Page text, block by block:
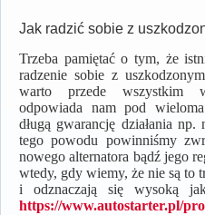
Jak radzić sobie z
Trzeba pamiętać o tym, że
radzenie sobie z
warto przede wszystkim
odpowiada nam pod
długą gwarancję działania
tego powodu powinniśmy
nowego alternatora bądź jego
wtedy, gdy wiemy, że nie są to
i odznaczają się wysoką
https://www.autostarter.pl/